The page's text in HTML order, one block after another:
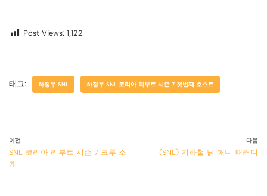
Post Views: 1,122
태그: 하정우 SNL 하정우 SNL 코리아 리부트 시즌 7 첫번째 호스트
이전
SNL 코리아 리부트 시즌 7 크루 소
개
다음
(SNL) 지하철 닭 애니 패러디